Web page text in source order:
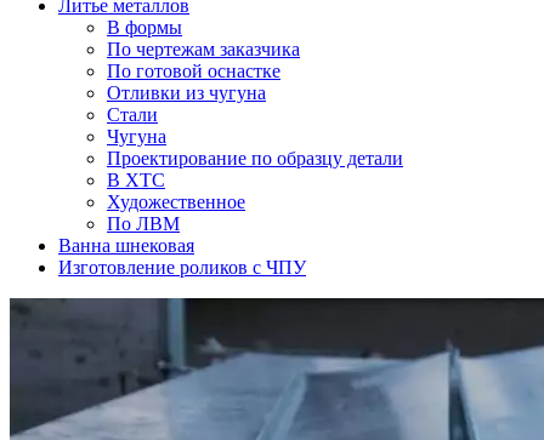
Литье металлов
В формы
По чертежам заказчика
По готовой оснастке
Отливки из чугуна
Стали
Чугуна
Проектирование по образцу детали
В ХТС
Художественное
По ЛВМ
Ванна шнековая
Изготовление роликов с ЧПУ